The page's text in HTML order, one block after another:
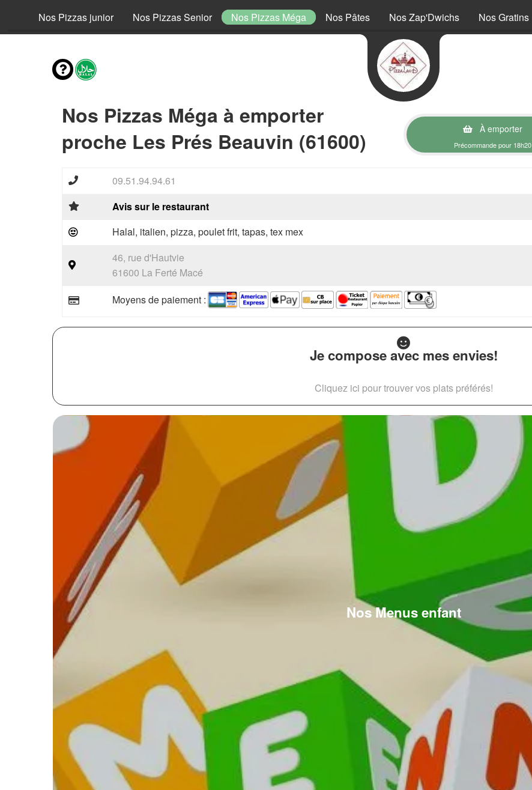
Nos Pizzas junior Nos Pizzas Senior Nos Pizzas Méga Nos Pâtes Nos Zap'Dwichs Nos Gratins
Nos Pizzas Méga à emporter
proche Les Prés Beauvin (61600)
À emporter
Précommande pour 18h20
09.51.94.94.61
Avis sur le restaurant
Halal, italien, pizza, poulet frit, tapas, tex mex
46, rue d'Hautvie
61600 La Ferté Macé
Moyens de paiement :
Je compose avec mes envies!
Cliquez ici pour trouver vos plats préférés!
Nos Menus enfant